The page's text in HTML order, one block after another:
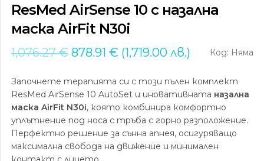
ResMed AirSense 10 с назална
маска AirFit N30i
1,076.27€ Original
was:
1,076.27 €.
878.91 € Текущата
е:
878.91 €.
(1,719.00 лв.) Код: Няма
Започнете терапията си с този пълен комплект
ResMed AirSense 10 AutoSet и иновативната назална
маска AirFit N30i, която комбинира комфортно
уплътнение под носа с тръба с горно разположение.
Перфектно решение за сънна апнея, осигуряващо
максимална свобода на движение и минимален